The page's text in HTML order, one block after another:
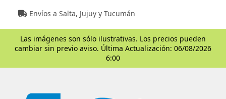
Envíos a Salta, Jujuy y Tucumán
Las imágenes son sólo ilustrativas. Los precios pueden
cambiar sin previo aviso. Última Actualización: 06/08/2026
6:00